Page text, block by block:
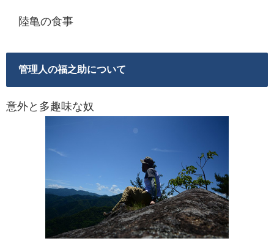
陸亀の食事
管理人の福之助について
意外と多趣味な奴